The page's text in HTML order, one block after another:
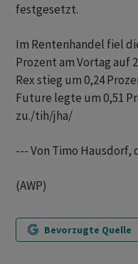
festgesetzt.
Im Rentenhandel fiel
Prozent am Vortag auf
Rex stieg um 0,24
Future legte um 0,51
zu./tih/jha/
--- Von Timo Hausdorf,
(AWP)
Bevorzugte Quelle